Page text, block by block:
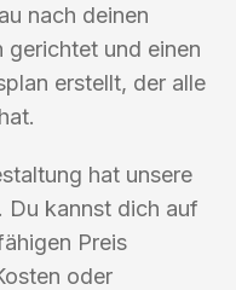
nach deinen
gerichtet und einen
erstellt, der alle
hat unsere
Du kannst dich auf
Preis
oder